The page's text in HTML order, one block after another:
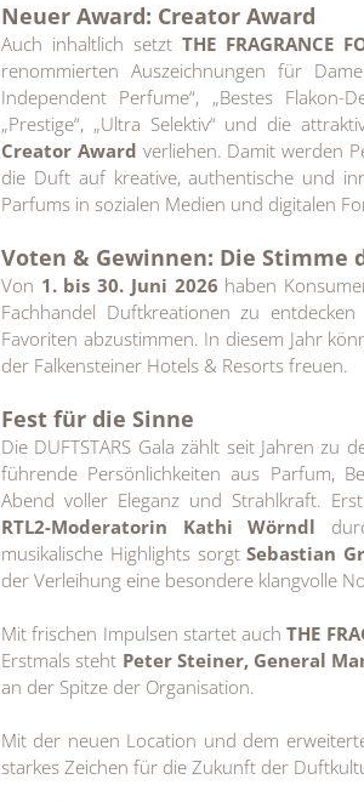
Neuer Award: Creator Award
Auch inhaltlich setzt THE FRAGRANCE
renommierten Auszeichnungen für
Independent Perfume“, „Bestes Flakon-
„Prestige“, „Ultra Selektiv“ und die
Creator Award verliehen. Damit werden
die Duft auf kreative, authentische und
Parfums in sozialen Medien und digitalen
Voten & Gewinnen: Die Stimme
Von 1. bis 30. Juni 2026 haben
Fachhandel Duftkreationen zu
Favoriten abzustimmen. In diesem Jahr
der Falkensteiner Hotels & Resorts freuen.
Fest für die Sinne
Die DUFTSTARS Gala zählt seit Jahren
führende Persönlichkeiten aus Parfum,
Abend voller Eleganz und Strahlkraft.
RTL2-Moderatorin Kathi Wörndl
musikalische Highlights sorgtSebastian
der Verleihung eine besondere klangvolle
Mit frischen Impulsen startet auchTHE
Erstmals steht Peter Steiner, General
an der Spitze der Organisation.
Mit der neuen Location und dem
starkes Zeichen für die Zukunft der